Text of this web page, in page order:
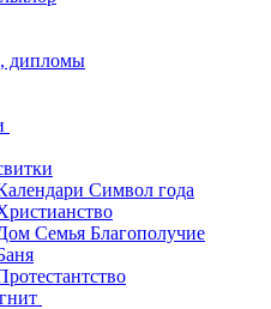
дипломы
Символ года
Семья Благополучие